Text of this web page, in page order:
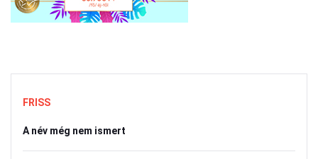
FRISS
A név még nem ismert